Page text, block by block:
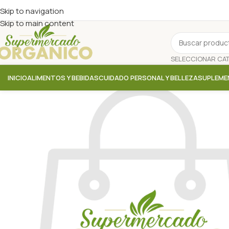
Skip to navigation
Skip to main content
INICIOALIMENTOS Y BEBIDASCUIDADO PERSONAL Y BELLEZA